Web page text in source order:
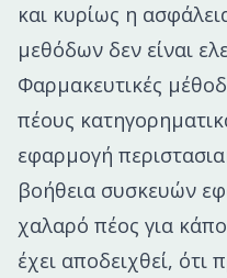
και κυρίως η
μεθόδων δεν είναι
Φαρμακευτικές
πέους
εφαρμογή
βοήθεια συσκευών
χαλαρό πέος για
έχει αποδειχθεί, ότι